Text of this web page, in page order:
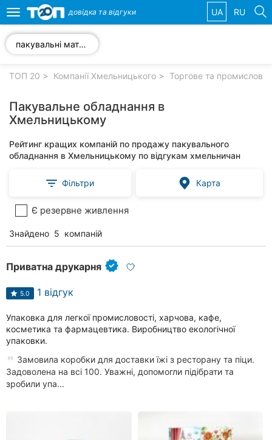
компанії
рубрики:
клініки
Стоматології
Ветеринарні
Всі
рубрики
Toggle
navigation
довідка та відгуки UA RU
пакувальні матеріали
ТОП 20 Компанії Хмельницького Торгове та
Пакувальне обладнання в
Хмельницькому
Рейтинг кращих компаній по продажу пакувального
обладнання в Хмельницькому по відгукам хмельничан
Фільтри Карта
Є резервне живлення
Знайдено 5 компаній
Приватна друкарня
5.0 1 відгук
Упаковка для легкої промисловості, харчова, кафе,
косметика та фармацевтика. Виробництво екологічної
упаковки.
Замовила коробки для доставки їжі з ресторану та піци.
Задоволена на всі 100. Уважні, допомогли підібрати та
зробили упа...